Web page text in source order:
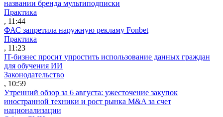
названии бренда мультиподписки
Практика
, 11:44
ФАС запретила наружную рекламу Fonbet
Практика
, 11:23
IT-бизнес просит упростить использование данных граждан
для обучения ИИ
Законодательство
, 10:59
Утренний обзор за 6 августа: ужесточение закупок
иностранной техники и рост рынка M&A за счет
национализации